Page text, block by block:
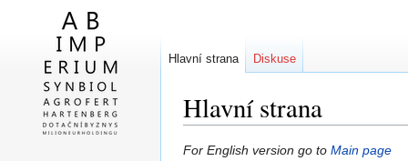
Hlavní strana
Skočit
Skočit
For English version go to Main page
Hlavní strana Diskuse